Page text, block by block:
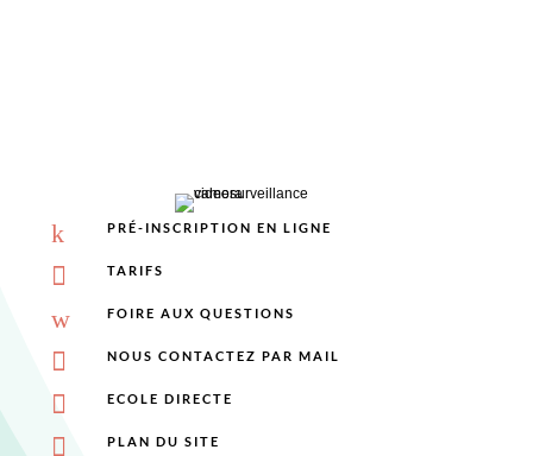
k PRÉ-INSCRIPTION EN LIGNE
 TARIFS
w FOIRE AUX QUESTIONS
 NOUS CONTACTEZ PAR MAIL
 ECOLE DIRECTE
 PLAN DU SITE